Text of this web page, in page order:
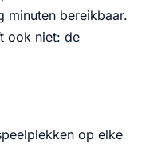
minuten bereikbaar.
ook niet: de
op elke